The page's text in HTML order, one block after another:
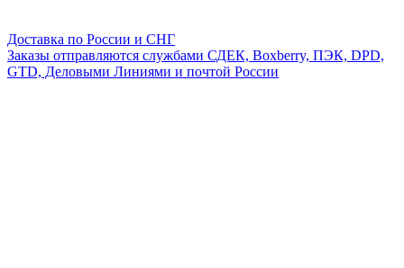
Доставка по России и СНГ
Заказы отправляются службами СДЕК, Boxberry, ПЭК, DPD,
GTD, Деловыми Линиями и почтой России